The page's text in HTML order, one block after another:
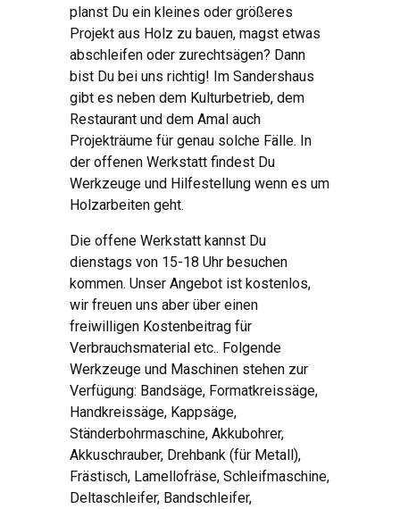
planst Du ein kleines oder größeres
Projekt aus Holz zu bauen, magst etwas
abschleifen oder zurechtsägen? Dann
bist Du bei uns richtig! Im Sandershaus
gibt es neben dem Kulturbetrieb, dem
Restaurant und dem Amal auch
Projekträume für genau solche Fälle. In
der offenen Werkstatt findest Du
Werkzeuge und Hilfestellung wenn es um
Holzarbeiten geht.
Die offene Werkstatt kannst Du
dienstags von 15-18 Uhr besuchen
kommen. Unser Angebot ist kostenlos,
wir freuen uns aber über einen
freiwilligen Kostenbeitrag für
Verbrauchsmaterial etc.. Folgende
Werkzeuge und Maschinen stehen zur
Verfügung: Bandsäge, Formatkreissäge,
Handkreissäge, Kappsäge,
Ständerbohrmaschine, Akkubohrer,
Akkuschrauber, Drehbank (für Metall),
Frästisch, Lamellofräse, Schleifmaschine,
Deltaschleifer, Bandschleifer,